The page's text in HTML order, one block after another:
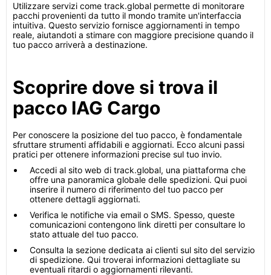
Utilizzare servizi come track.global permette di monitorare
pacchi provenienti da tutto il mondo tramite un'interfaccia
intuitiva. Questo servizio fornisce aggiornamenti in tempo
reale, aiutandoti a stimare con maggiore precisione quando il
tuo pacco arriverà a destinazione.
Scoprire dove si trova il
pacco IAG Cargo
Per conoscere la posizione del tuo pacco, è fondamentale
sfruttare strumenti affidabili e aggiornati. Ecco alcuni passi
pratici per ottenere informazioni precise sul tuo invio.
Accedi al sito web di track.global, una piattaforma che
offre una panoramica globale delle spedizioni. Qui puoi
inserire il numero di riferimento del tuo pacco per
ottenere dettagli aggiornati.
Verifica le notifiche via email o SMS. Spesso, queste
comunicazioni contengono link diretti per consultare lo
stato attuale del tuo pacco.
Consulta la sezione dedicata ai clienti sul sito del servizio
di spedizione. Qui troverai informazioni dettagliate su
eventuali ritardi o aggiornamenti rilevanti.